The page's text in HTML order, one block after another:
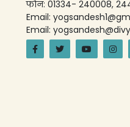
फोन: 01334- 240008,
Email:
Email: